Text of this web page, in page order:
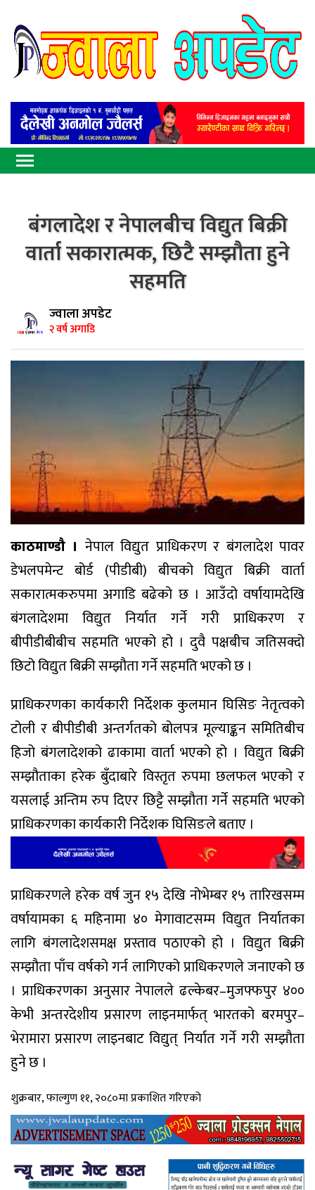
बंगलादेश र नेपालबीच विद्युत बिक्री
वार्ता सकारात्मक, छिटै सम्झौता हुने
सहमति
ज्वाला अपडेट
२ वर्ष अगाडि
काठमाण्डौ । नेपाल विद्युत प्राधिकरण र बंगलादेश पावर
डेभलपमेन्ट बोर्ड (पीडीबी) बीचको विद्युत बिक्री वार्ता
सकारात्मकरुपमा अगाडि बढेको छ । आउँदो वर्षायामदेखि
बंगलादेशमा विद्युत निर्यात गर्ने गरी प्राधिकरण र
बीपीडीबीबीच सहमति भएको हो । दुवै पक्षबीच जतिसक्दो
छिटो विद्युत बिक्री सम्झौता गर्ने सहमति भएको छ ।
प्राधिकरणका कार्यकारी निर्देशक कुलमान घिसिङ नेतृत्वको
टोली र बीपीडीबी अन्तर्गतको बोलपत्र मूल्याङ्कन समितिबीच
हिजो बंगलादेशको ढाकामा वार्ता भएको हो । विद्युत बिक्री
सम्झौताका हरेक बुँदाबारे विस्तृत रुपमा छलफल भएको र
यसलाई अन्तिम रुप दिएर छिट्टै सम्झौता गर्ने सहमति भएको
प्राधिकरणका कार्यकारी निर्देशक घिसिङले बताए ।
प्राधिकरणले हरेक वर्ष जुन १५ देखि नोभेम्बर १५ तारिखसम्म
वर्षायामका ६ महिनामा ४० मेगावाटसम्म विद्युत निर्यातका
लागि बंगलादेशसमक्ष प्रस्ताव पठाएको हो । विद्युत बिक्री
सम्झौता पाँच वर्षको गर्न लागिएको प्राधिकरणले जनाएको छ
। प्राधिकरणका अनुसार नेपालले ढल्केबर–मुजफ्फपुर ४००
केभी अन्तरदेशीय प्रसारण लाइनमार्फत् भारतको बरमपुर–
भेरामारा प्रसारण लाइनबाट विद्युत् निर्यात गर्ने गरी सम्झौता
हुने छ ।
शुक्रबार, फाल्गुण ११, २०८०मा प्रकाशित गरिएको